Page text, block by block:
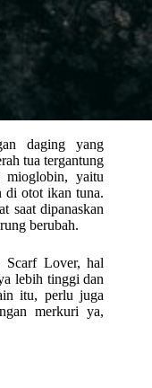
daging yang
tua tergantung
mioglobin, yaitu
di otot ikan tuna.
saat dipanaskan
berubah.
Scarf Lover, hal
lebih tinggi dan
itu, perlu juga
merkuri ya,